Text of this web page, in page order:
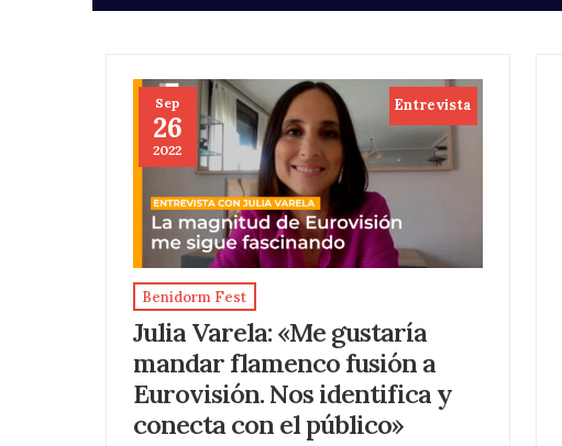
Sep
26
2022
Entrevista
Benidorm Fest
Julia Varela: «Me gustaría
mandar flamenco fusión a
Eurovisión. Nos identifica y
conecta con el público»